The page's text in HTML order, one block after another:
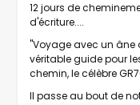
12 jours de
d'écriture....
"Voyage avec un âne
véritable guide pour
chemin, le célèbre
Il passe au bout de